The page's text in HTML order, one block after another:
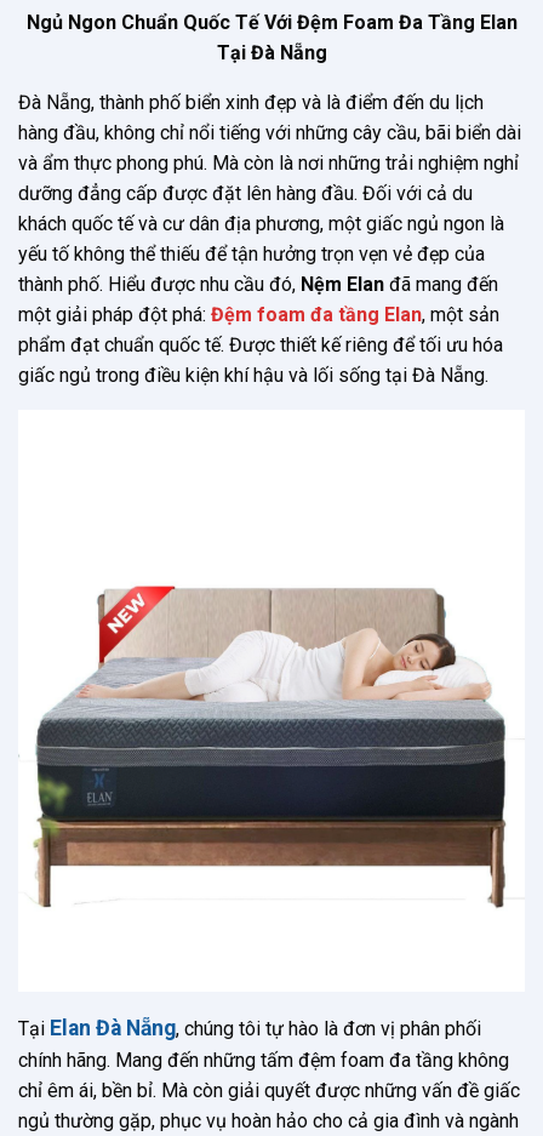
Ngủ Ngon Chuẩn Quốc Tế Với Đệm Foam Đa Tầng Elan
Tại Đà Nẵng
Đà Nẵng, thành phố biển xinh đẹp và là điểm đến du lịch
hàng đầu, không chỉ nổi tiếng với những cây cầu, bãi biển dài
và ẩm thực phong phú. Mà còn là nơi những trải nghiệm nghỉ
dưỡng đẳng cấp được đặt lên hàng đầu. Đối với cả du
khách quốc tế và cư dân địa phương, một giấc ngủ ngon là
yếu tố không thể thiếu để tận hưởng trọn vẹn vẻ đẹp của
thành phố. Hiểu được nhu cầu đó, Nệm Elan đã mang đến
một giải pháp đột phá: Đệm foam đa tầng Elan, một sản
phẩm đạt chuẩn quốc tế. Được thiết kế riêng để tối ưu hóa
giấc ngủ trong điều kiện khí hậu và lối sống tại Đà Nẵng.
Tại Elan Đà Nẵng, chúng tôi tự hào là đơn vị phân phối
chính hãng. Mang đến những tấm đệm foam đa tầng không
chỉ êm ái, bền bỉ. Mà còn giải quyết được những vấn đề giấc
ngủ thường gặp, phục vụ hoàn hảo cho cả gia đình và ngành